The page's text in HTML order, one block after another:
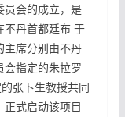
员会的成立，是
不丹首都廷布 于
主席分别由不丹
会指定的朱拉罗
张卜生教授共同
式启动该项目